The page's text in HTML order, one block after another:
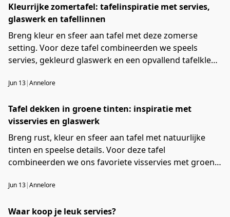
Kleurrijke zomertafel: tafelinspiratie met servies,
glaswerk en tafellinnen
Breng kleur en sfeer aan tafel met deze zomerse
setting. Voor deze tafel combineerden we speels
servies, gekleurd glaswerk en een opvallend tafelkleed
een diner met vrienden of om van een gewone dag
Jun 13|Annelore
Tafel dekken in groene tinten: inspiratie met
visservies en glaswerk
Breng rust, kleur en sfeer aan tafel met natuurlijke
tinten en speelse details. Voor deze tafel
combineerden we ons favoriete visservies met groen
je inspireren en shop eenvoudig alle producten van
Jun 13|Annelore
Waar koop je leuk servies?